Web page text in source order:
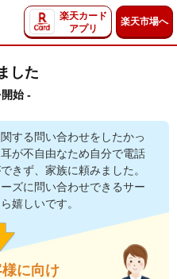
楽天カード
アプリ
楽天市場へ
した
始 -
する問い合わせをしたかっ
が不自由なため自分で電話
きず、家族に頼みました。
ズに問い合わせできるサー
嬉しいです。
に向け